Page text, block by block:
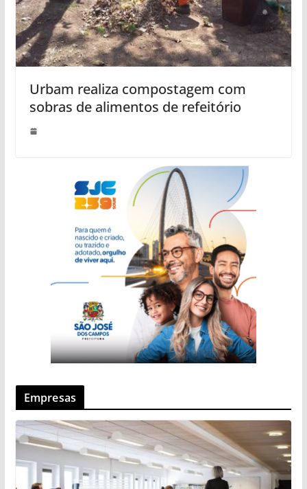
Urbam realiza compostagem com
sobras de alimentos de refeitório
Empresas